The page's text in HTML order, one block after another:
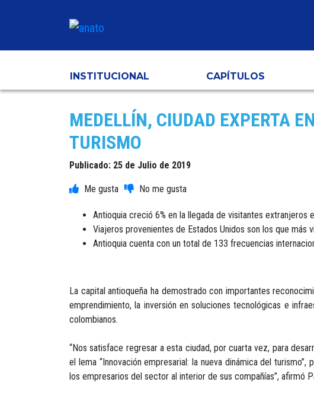
INSTITUCIONAL CAPÍTULOS
MEDELLÍN, CIUDAD EXPERTA
TURISMO
Publicado: 25 de Julio de 2019
Antioquia creció 6% en la llegada de visitantes extranjeros
Viajeros provenientes de Estados Unidos son los que más
Antioquia cuenta con un total de 133 frecuencias
La capital antioqueña ha demostrado con importantes
emprendimiento, la inversión en soluciones tecnológicas e
colombianos.
“Nos satisface regresar a esta ciudad, por cuarta vez, para
el lema “Innovación empresarial: la nueva dinámica del
los empresarios del sector al interior de sus compañías”, afirmó